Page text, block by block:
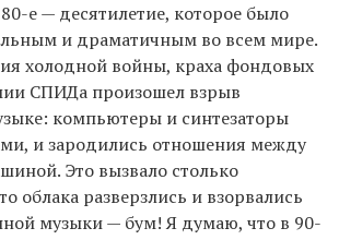
е — десятилетие, которое было
и драматичным во всем мире.
холодной войны, краха фондовых
СПИДа произошел взрыв
компьютеры и синтезаторы
и зародились отношения между
Это вызвало столько
облака разверзлись и взорвались
музыки — бум! Я думаю, что в 90-